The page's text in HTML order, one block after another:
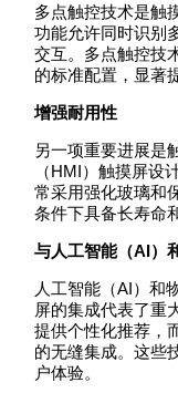
多点触控技术是触
功能允许同时识别
交互。多点触控技
的标准配置，显著
增强耐用性
另一项重要进展是
（HMI）触摸屏设
常采用强化玻璃和
条件下具备长寿命
与人工智能（AI）
人工智能（AI）和
屏的集成代表了重
提供个性化推荐，
的无缝集成。这些
户体验。